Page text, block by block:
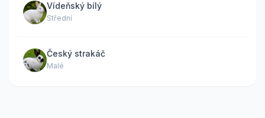
Vídeňský bílý
Střední
Český strakáč
Malé